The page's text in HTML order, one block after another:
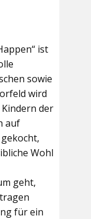
ist
sowie
wird
der
auf
Wohl
geht,
für ein